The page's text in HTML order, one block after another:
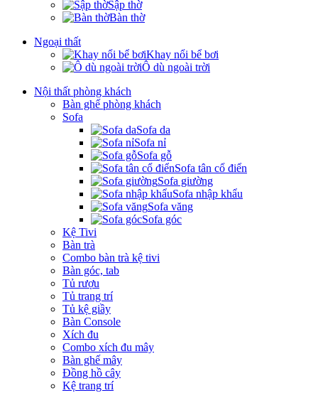
Sập thờ
Bàn thờ
Ngoại thất
Khay nổi bể bơi
Ô dù ngoài trời
Nội thất phòng khách
Bàn ghế phòng khách
Sofa
Sofa da
Sofa nỉ
Sofa gỗ
Sofa tân cổ điển
Sofa giường
Sofa nhập khẩu
Sofa văng
Sofa góc
Kệ Tivi
Bàn trà
Combo bàn trà kệ tivi
Bàn góc, tab
Tủ rượu
Tủ trang trí
Tủ kệ giầy
Bàn Console
Xích đu
Combo xích đu mây
Bàn ghế mây
Đồng hồ cây
Kệ trang trí